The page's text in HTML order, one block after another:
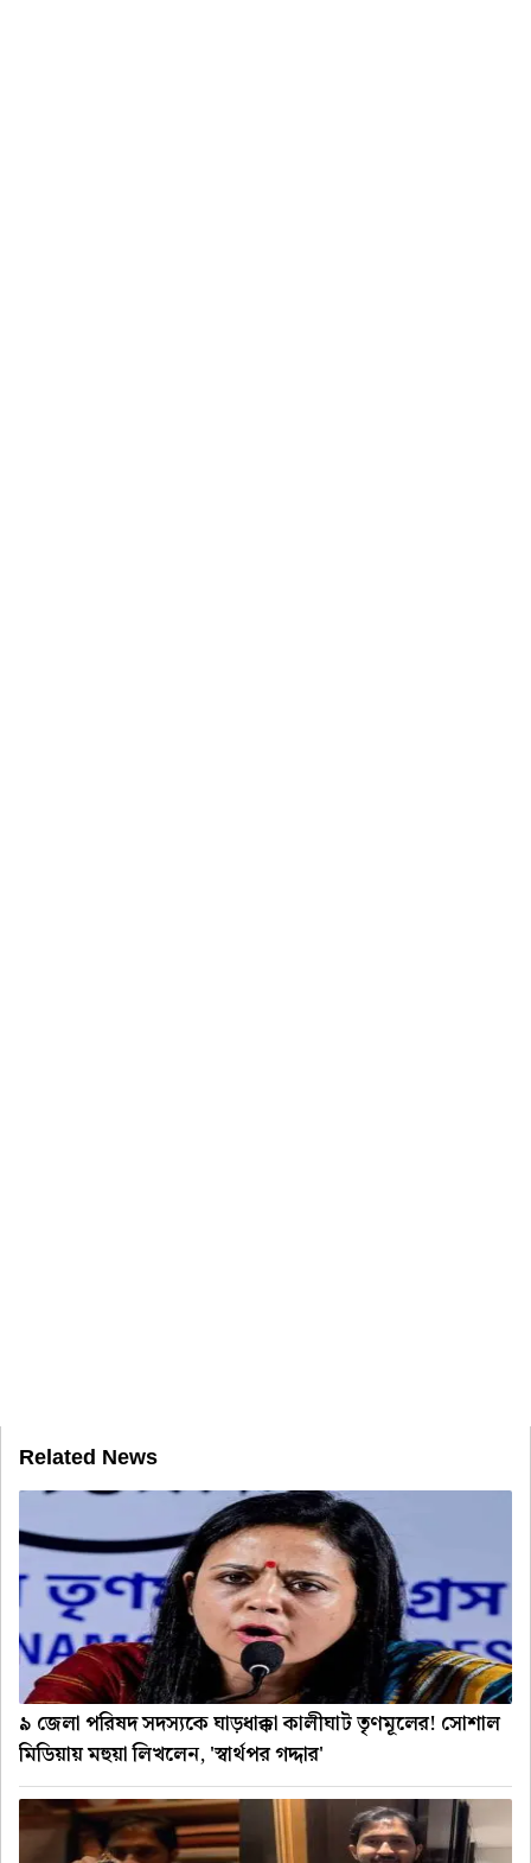
Related News
৯ জেলা পরিষদ সদস্যকে ঘাড়ধাক্কা কালীঘাট তৃণমূলের! সোশাল
মিডিয়ায় মহুয়া লিখলেন, 'স্বার্থপর গদ্দার'